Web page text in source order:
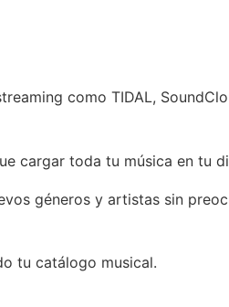
como TIDAL,
cargar toda tu música en tu
géneros y artistas sin
tu catálogo musical.